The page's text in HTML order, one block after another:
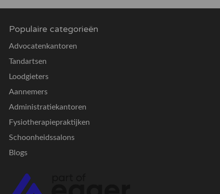
Populaire categorieën
Advocatenkantoren
Tandartsen
Loodgieters
Aannemers
Administratiekantoren
Fysiotherapiepraktijken
Schoonheidssalons
Blogs